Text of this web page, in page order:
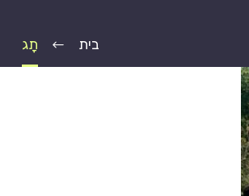
בית תָג